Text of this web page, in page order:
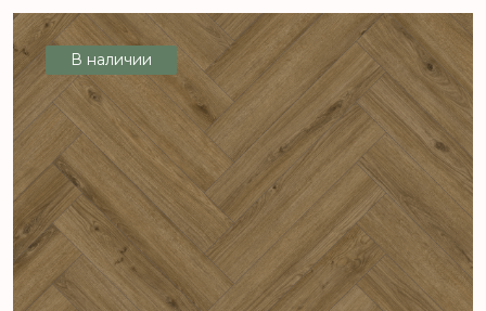
В наличии